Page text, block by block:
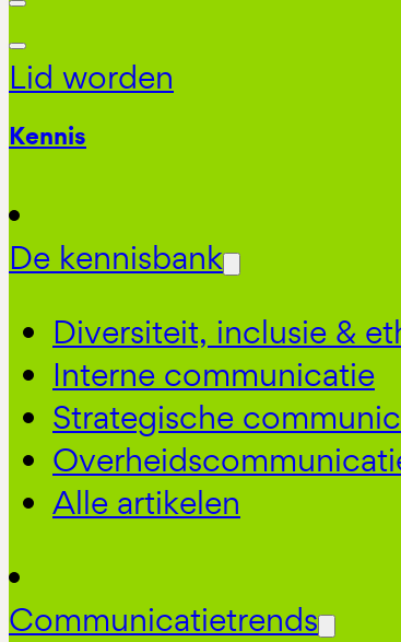
Lid worden
Kennis
De kennisbank
Diversiteit, inclusie &
Interne communicatie
Strategische
Alle artikelen
Communicatietrends